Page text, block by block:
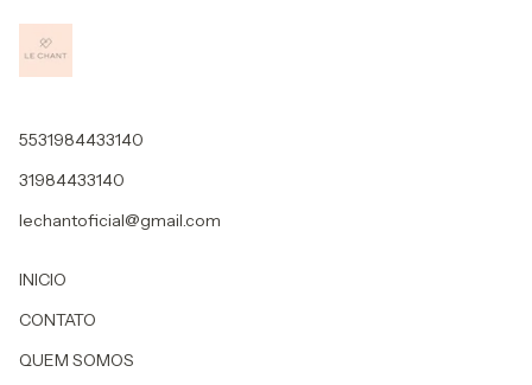
5531984433140
31984433140
lechantoficial@gmail.com
INICIO
CONTATO
QUEM SOMOS